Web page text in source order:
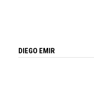
DIEGO EMIR